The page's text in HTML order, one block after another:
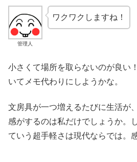
管理人
ワクワクしますね！
小さくて場所を取らないのが良い
いてメモ代わりにしようかな。
文房具が一つ増えるたびに生活が
感がするのは私だけでしょうか。
ていう超手軽さは現代ならでは。